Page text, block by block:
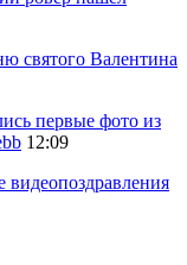
святого Валентина
первые фото из
12:09
видеопоздравления